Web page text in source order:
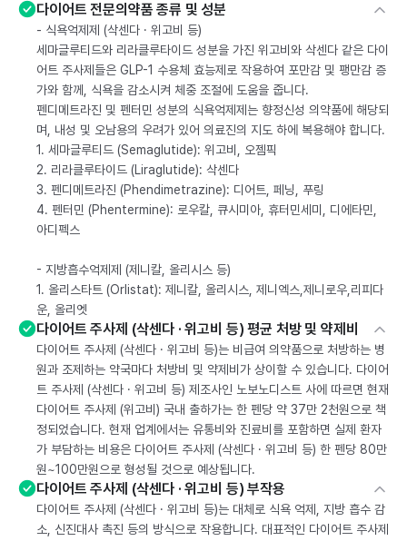
다이어트 전문의약품 종류 및 성분
- 식욕억제제 (삭센다 · 위고비 등)
세마글루티드와 리라클루타이드 성분을 가진 위고비와 삭센다 같은 다이
어트 주사제들은 GLP-1 수용체 효능제로 작용하여 포만감 및 팽만감 증
가와 함께, 식욕을 감소시켜 체중 조절에 도움을 줍니다.
펜디메트라진 및 펜터민 성분의 식욕억제제는 향정신성 의약품에 해당되
며, 내성 및 오남용의 우려가 있어 의료진의 지도 하에 복용해야 합니다.
1. 세마글루티드 (Semaglutide): 위고비, 오젬픽
2. 리라클루타이드 (Liraglutide): 삭센다
3. 펜디메트라진 (Phendimetrazine): 디어트, 페닝, 푸링
4. 펜터민 (Phentermine): 로우칼, 큐시미아, 휴터민세미, 디에타민,
아디펙스
- 지방흡수억제제 (제니칼, 올리시스 등)
1. 올리스타트 (Orlistat): 제니칼, 올리시스, 제니엑스,제니로우,리피다
운, 올리엣
다이어트 주사제 (삭센다 · 위고비 등) 평균 처방 및 약제비
다이어트 주사제 (삭센다 · 위고비 등)는 비급여 의약품으로 처방하는 병
원과 조제하는 약국마다 처방비 및 약제비가 상이할 수 있습니다. 다이어
트 주사제 (삭센다 · 위고비 등) 제조사인 노보노디스트 사에 따르면 현재
다이어트 주사제 (위고비) 국내 출하가는 한 펜당 약 37만 2천원으로 책
정되었습니다. 현재 업계에서는 유통비와 진료비를 포함하면 실제 환자
가 부담하는 비용은 다이어트 주사제 (삭센다 · 위고비 등) 한 펜당 80만
원~100만원으로 형성될 것으로 예상됩니다.
다이어트 주사제 (삭센다 · 위고비 등) 부작용
다이어트 주사제 (삭센다 · 위고비 등)는 대체로 식욕 억제, 지방 흡수 감
소, 신진대사 촉진 등의 방식으로 작용합니다. 대표적인 다이어트 주사제